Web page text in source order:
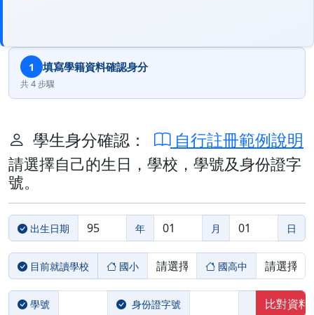
1 填寫學籍資料確認身分
共 4 步驟
學生身分確認： 自行註冊範例說明
請選擇自己的生日，學校，學號及身份證字
號。
出生日期 年 月 日
目前就讀學校 國小 國高中
學號 身份證字號